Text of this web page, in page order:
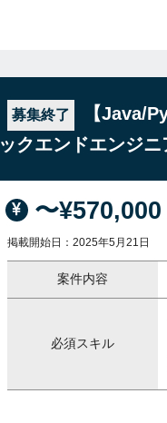
募集終了
【Java/
ックエンドエンジ
〜¥570,000
掲載開始日：2025年5月21日
案件内容
必須スキル